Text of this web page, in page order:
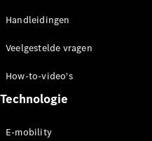
Handleidingen
Veelgestelde vragen
How-to-video's
Technologie
E-mobility